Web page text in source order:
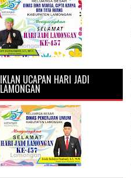
IKLAN UCAPAN HARI JADI
LAMONGAN